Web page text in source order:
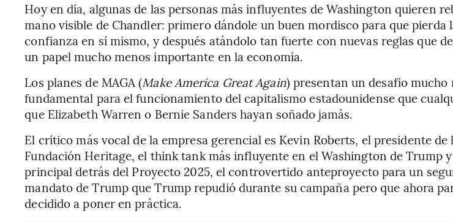
Hoy en día, algunas de las personas más influyentes de Washington quieren
mano visible de Chandler: primero dándole un buen mordisco para que pierda
confianza en sí mismo, y después atándolo tan fuerte con nuevas reglas que
un papel mucho menos importante en la economía.
Los planes de MAGA (Make America Great Again) presentan un desafío mucho
fundamental para el funcionamiento del capitalismo estadounidense que
que Elizabeth Warren o Bernie Sanders hayan soñado jamás.
El crítico más vocal de la empresa gerencial es Kevin Roberts, el presidente de
Fundación Heritage, el think tank más influyente en el Washington de Trump
principal detrás del Proyecto 2025, el controvertido anteproyecto para un
mandato de Trump que Trump repudió durante su campaña pero que ahora
decidido a poner en práctica.